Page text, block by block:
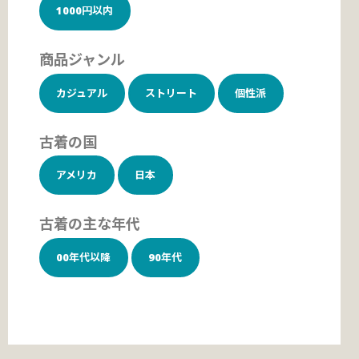
1000円以内
商品ジャンル
カジュアル ストリート 個性派
古着の国
アメリカ 日本
古着の主な年代
00年代以降 90年代